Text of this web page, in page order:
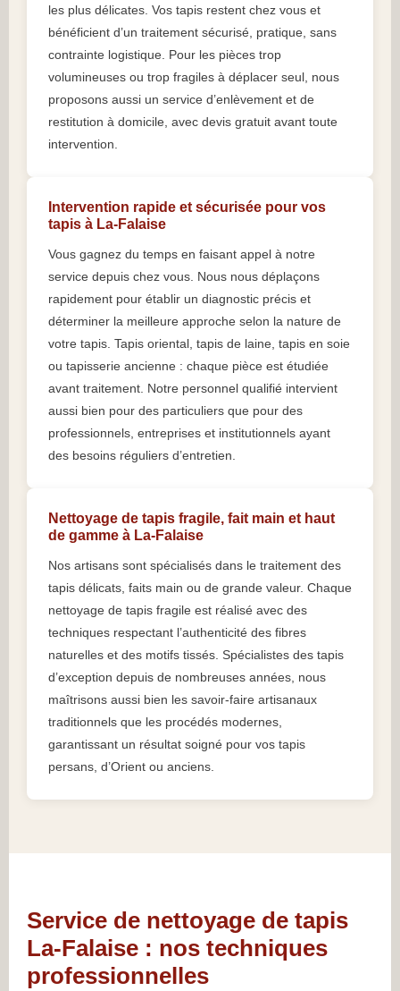
les plus délicates. Vos tapis restent chez vous et
bénéficient d’un traitement sécurisé, pratique, sans
contrainte logistique. Pour les pièces trop
volumineuses ou trop fragiles à déplacer seul, nous
proposons aussi un service d’enlèvement et de
restitution à domicile, avec devis gratuit avant toute
intervention.
Intervention rapide et sécurisée pour vos
tapis à La-Falaise
Vous gagnez du temps en faisant appel à notre
service depuis chez vous. Nous nous déplaçons
rapidement pour établir un diagnostic précis et
déterminer la meilleure approche selon la nature de
votre tapis. Tapis oriental, tapis de laine, tapis en soie
ou tapisserie ancienne : chaque pièce est étudiée
avant traitement. Notre personnel qualifié intervient
aussi bien pour des particuliers que pour des
professionnels, entreprises et institutionnels ayant
des besoins réguliers d’entretien.
Nettoyage de tapis fragile, fait main et haut
de gamme à La-Falaise
Nos artisans sont spécialisés dans le traitement des
tapis délicats, faits main ou de grande valeur. Chaque
nettoyage de tapis fragile est réalisé avec des
techniques respectant l’authenticité des fibres
naturelles et des motifs tissés. Spécialistes des tapis
d’exception depuis de nombreuses années, nous
maîtrisons aussi bien les savoir-faire artisanaux
traditionnels que les procédés modernes,
garantissant un résultat soigné pour vos tapis
persans, d’Orient ou anciens.
Service de nettoyage de tapis
La-Falaise : nos techniques
professionnelles